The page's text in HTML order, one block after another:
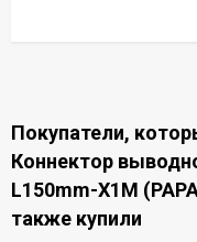
Покупатели,
Коннектор
L150mm-X1M
также купили